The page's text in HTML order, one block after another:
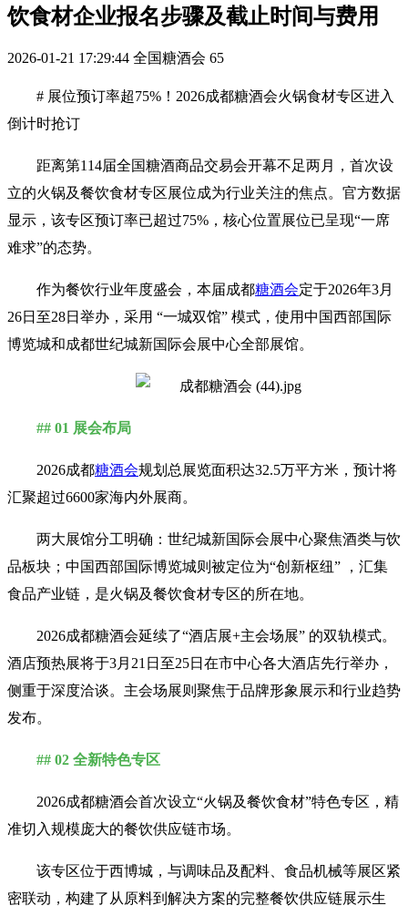
饮食材企业报名步骤及截止时间与费用
2026-01-21 17:29:44 全国糖酒会 65
# 展位预订率超75%！2026成都糖酒会火锅食材专区进入
倒计时抢订
距离第114届全国糖酒商品交易会开幕不足两月，首次设
立的火锅及餐饮食材专区展位成为行业关注的焦点。官方数据
显示，该专区预订率已超过75%，核心位置展位已呈现“一席
难求”的态势。
作为餐饮行业年度盛会，本届成都糖酒会定于2026年3月
26日至28日举办，采用 “一城双馆” 模式，使用中国西部国际
博览城和成都世纪城新国际会展中心全部展馆。
## 01 展会布局
2026成都糖酒会规划总展览面积达32.5万平方米，预计将
汇聚超过6600家海内外展商。
两大展馆分工明确：世纪城新国际会展中心聚焦酒类与饮
品板块；中国西部国际博览城则被定位为“创新枢纽” ，汇集
食品产业链，是火锅及餐饮食材专区的所在地。
2026成都糖酒会延续了“酒店展+主会场展” 的双轨模式。
酒店预热展将于3月21日至25日在市中心各大酒店先行举办，
侧重于深度洽谈。主会场展则聚焦于品牌形象展示和行业趋势
发布。
## 02 全新特色专区
2026成都糖酒会首次设立“火锅及餐饮食材”特色专区，精
准切入规模庞大的餐饮供应链市场。
该专区位于西博城，与调味品及配料、食品机械等展区紧
密联动，构建了从原料到解决方案的完整餐饮供应链展示生